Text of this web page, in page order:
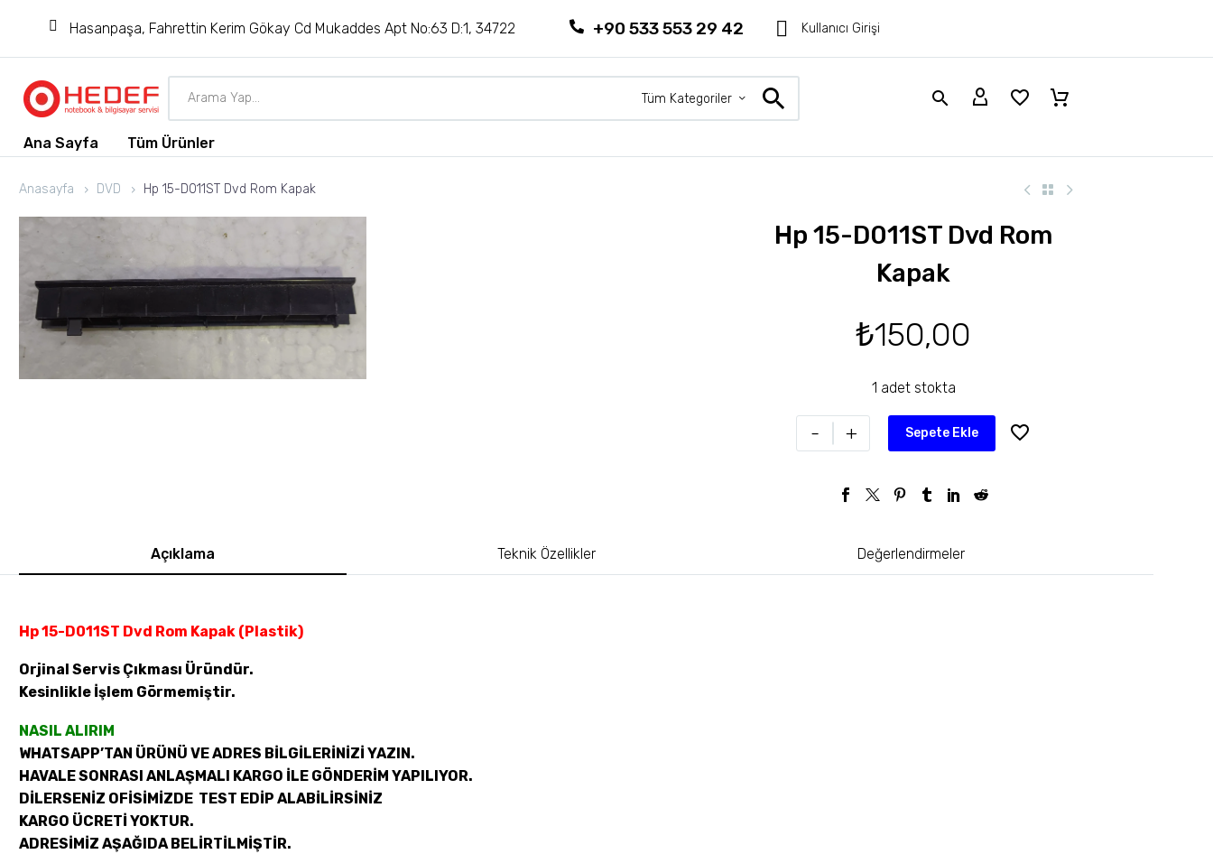
Hasanpaşa, Fahrettin Kerim Gökay Cd Mukaddes Apt No:63 D:1, 34722 +90 533 553 29 42 Kullanıcı Girişi
Tüm Kategoriler
Ana Sayfa Tüm Ürünler
Anasayfa DVD Hp 15-D011ST Dvd Rom Kapak
Hp 15-D011ST Dvd Rom
Kapak
₺150,00
1 adet stokta
- + Sepete Ekle
Açıklama Teknik Özellikler Değerlendirmeler
Hp 15-D011ST Dvd Rom Kapak (Plastik)
Orjinal Servis Çıkması Üründür.
Kesinlikle İşlem Görmemiştir.
NASIL ALIRIM
WHATSAPP’TAN ÜRÜNÜ VE ADRES BİLGİLERİNİZİ YAZIN.
HAVALE SONRASI ANLAŞMALI KARGO İLE GÖNDERİM YAPILIYOR.
DİLERSENİZ OFİSİMİZDE TEST EDİP ALABİLİRSİNİZ
KARGO ÜCRETİ YOKTUR.
ADRESİMİZ AŞAĞIDA BELİRTİLMİŞTİR.